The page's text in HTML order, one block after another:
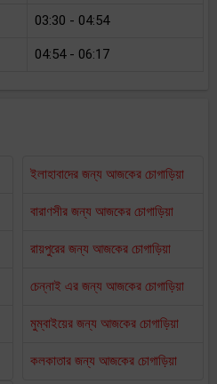
03:30 - 04:54
04:54 - 06:17
ইলাহাবাদের জন্য আজকের চোগাড়িয়া
বারাণসীর জন্য আজকের চোগাড়িয়া
রায়পুরের জন্য আজকের চোগাড়িয়া
চেন্নাই এর জন্য আজকের চোগাড়িয়া
মুম্বাইয়ের জন্য আজকের চোগাড়িয়া
কলকাতার জন্য আজকের চোগাড়িয়া